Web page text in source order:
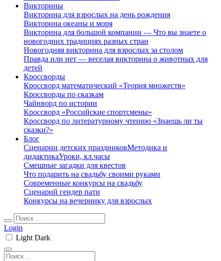
Викторины
Викторина для взрослых на день рождения
Викторина океаны и моря
Викторина для большой компании — Что вы знаете о
новогодних традициях разных стран
Новогодняя викторина для взрослых за столом
Правда или нет — веселая викторина о животных для
детей
Кроссворды
Кроссворд математический «Теория множеств»
Кроссворды по сказкам
Чайнворд по истории
Кроссворд «Российские спортсмены»
Кроссворд по литературному чтению «Знаешь ли ты
сказки?»
Блог
Сценарии детских праздниковМетодика и
дидактикаУроки, кл.часы
Смешные загадки для квестов
Что подарить на свадьбу своими руками
Современные конкурсы на свадьбу
Сценарий гендер пати
Конкурсы на вечеринку для взрослых
Login
Light Dark